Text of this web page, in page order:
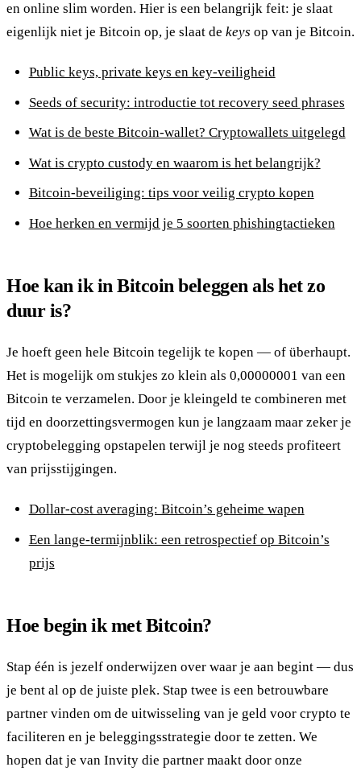
en online slim worden. Hier is een belangrijk feit: je slaat
eigenlijk niet je Bitcoin op, je slaat de keys op van je Bitcoin.
Public keys, private keys en key-veiligheid
Seeds of security: introductie tot recovery seed phrases
Wat is de beste Bitcoin-wallet? Cryptowallets uitgelegd
Wat is crypto custody en waarom is het belangrijk?
Bitcoin-beveiliging: tips voor veilig crypto kopen
Hoe herken en vermijd je 5 soorten phishingtactieken
Hoe kan ik in Bitcoin beleggen als het zo
duur is?
Je hoeft geen hele Bitcoin tegelijk te kopen — of überhaupt.
Het is mogelijk om stukjes zo klein als 0,00000001 van een
Bitcoin te verzamelen. Door je kleingeld te combineren met
tijd en doorzettingsvermogen kun je langzaam maar zeker je
cryptobelegging opstapelen terwijl je nog steeds profiteert
van prijsstijgingen.
Dollar-cost averaging: Bitcoin’s geheime wapen
Een lange-termijnblik: een retrospectief op Bitcoin’s
prijs
Hoe begin ik met Bitcoin?
Stap één is jezelf onderwijzen over waar je aan begint — dus
je bent al op de juiste plek. Stap twee is een betrouwbare
partner vinden om de uitwisseling van je geld voor crypto te
faciliteren en je beleggingsstrategie door te zetten. We
hopen dat je van Invity die partner maakt door onze